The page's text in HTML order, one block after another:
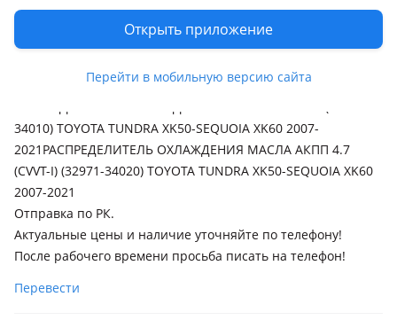
Открыть приложение
Перейти в мобильную версию сайта
2007 - 2009 2 поколение (K5/K6), 2009 - 2013 2 поколение
рестайлинг (K5/K6), 2013 - 2022 2 поколение [2-й
рестайлинг] (K5/K6)
Показать больше
Комментарий продавца
34010) TOYOTA TUNDRA ХK50-SEQUOIA XK60 2007-
2021РАСПРЕДЕЛИТЕЛЬ ОХЛАЖДЕНИЯ МАСЛА АКПП 4.7
(CVVT-I) (32971-34020) TOYOTA TUNDRA ХK50-SEQUOIA XK60
2007-2021
Отправка по РК.
Актуальные цены и наличие уточняйте по телефону!
После рабочего времени просьба писать на телефон!
Перевести